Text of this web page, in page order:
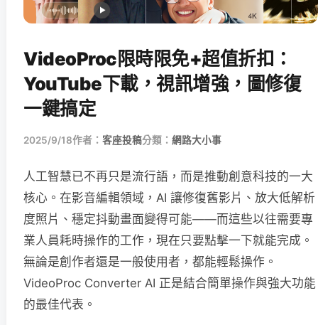
VideoProc限時限免+超值折扣：
YouTube下載，視訊增強，圖修復
一鍵搞定
2025/9/18作者： 客座投稿分類： 網路大小事
人工智慧已不再只是流行語，而是推動創意科技的一大
核心。在影音編輯領域，AI 讓修復舊影片、放大低解析
度照片、穩定抖動畫面變得可能——而這些以往需要專
業人員耗時操作的工作，現在只要點擊一下就能完成。
無論是創作者還是一般使用者，都能輕鬆操作。
VideoProc Converter AI 正是結合簡單操作與強大功能
的最佳代表。